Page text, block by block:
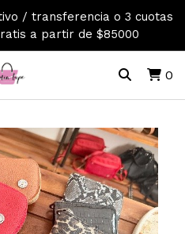
/ transferencia o 3 cuotas
a partir de $85000
0